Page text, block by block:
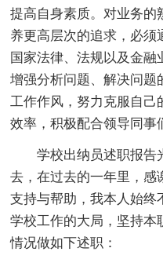
提高自身素质。对业务的
养更高层次的追求，必须
国家法律、法规以及金融
增强分析问题、解决问题
工作作风，努力克服自己
效率，积极配合领导同事
学校出纳员述职报告
去，在过去的一年里，感
支持与帮助，我本人始终
学校工作的大局，坚持本
情况做如下述职：